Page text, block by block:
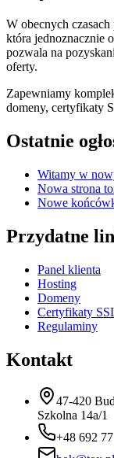
W obecnych
która jednoznacznie
pozwala na
oferty.
Zapewniamy
domeny, certyfikaty
Ostatnie
Witamy w
Nowa strona
Nowe
Przydatne
Panel klienta
Hosting
Domeny
Certyfikaty
Regulaminy
Kontakt
47-420
Szkolna 14a/1
+48 692